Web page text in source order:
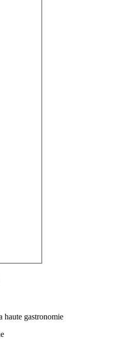
haute gastronomie